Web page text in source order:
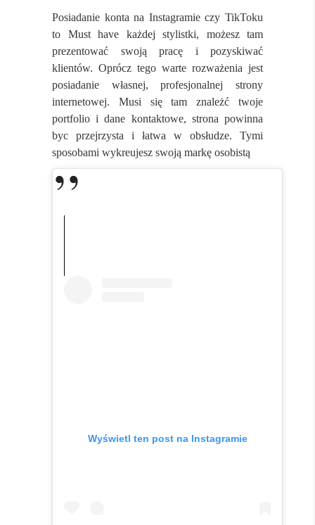
Posiadanie konta na Instagramie czy TikToku
to Must have każdej stylistki, możesz tam
prezentować swoją pracę i pozyskiwać
klientów. Oprócz tego warte rozważenia jest
posiadanie własnej, profesjonalnej strony
internetowej. Musi się tam znależć twoje
portfolio i dane kontaktowe, strona powinna
byc przejrzysta i łatwa w obsłudze. Tymi
sposobami wykreujesz swoją markę osobistą
Wyświetl ten post na Instagramie